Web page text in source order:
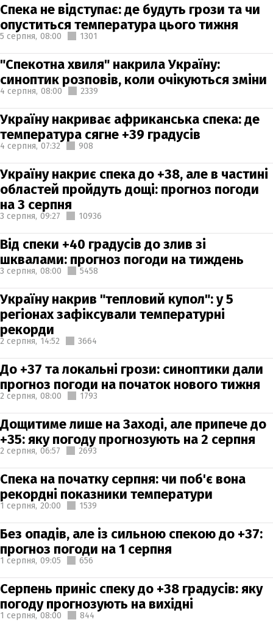
Спека не відступає: де будуть грози та чи
опуститься температура цього тижня
5 серпня, 08:00 1301
"Спекотна хвиля" накрила Україну:
синоптик розповів, коли очікуються зміни
4 серпня, 08:00 2339
Україну накриває африканська спека: де
температура сягне +39 градусів
4 серпня, 07:32 908
Україну накриє спека до +38, але в частині
областей пройдуть дощі: прогноз погоди
на 3 серпня
3 серпня, 09:27 10936
Від спеки +40 градусів до злив зі
шквалами: прогноз погоди на тиждень
3 серпня, 08:00 5458
Україну накрив "тепловий купол": у 5
регіонах зафіксували температурні
рекорди
2 серпня, 14:52 3664
До +37 та локальні грози: синоптики дали
прогноз погоди на початок нового тижня
2 серпня, 08:00 1793
Дощитиме лише на Заході, але припече до
+35: яку погоду прогнозують на 2 серпня
2 серпня, 06:57 2693
Спека на початку серпня: чи поб'є вона
рекордні показники температури
1 серпня, 20:00 1539
Без опадів, але із сильною спекою до +37:
прогноз погоди на 1 серпня
1 серпня, 09:05 656
Серпень приніс спеку до +38 градусів: яку
погоду прогнозують на вихідні
1 серпня, 08:00 844